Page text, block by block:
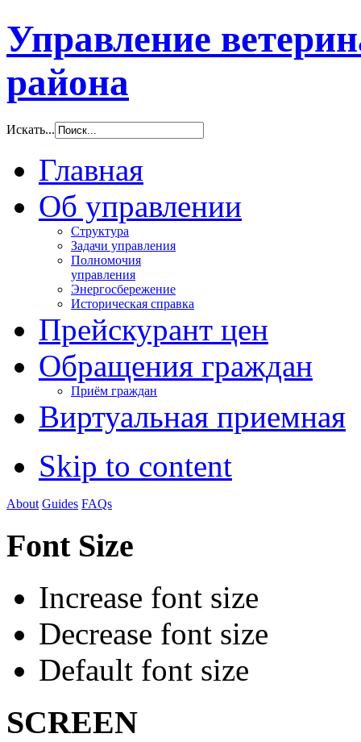
Управление
района
Искать...
Главная
Об управлении
Структура
Задачи управления
Полномочия
управления
Энергосбережение
Историческая справка
Прейскурант цен
Обращения граждан
Приём граждан
Виртуальная приемная
Skip to content
About Guides FAQs
Font Size
Increase font size
Decrease font size
Default font size
SCREEN